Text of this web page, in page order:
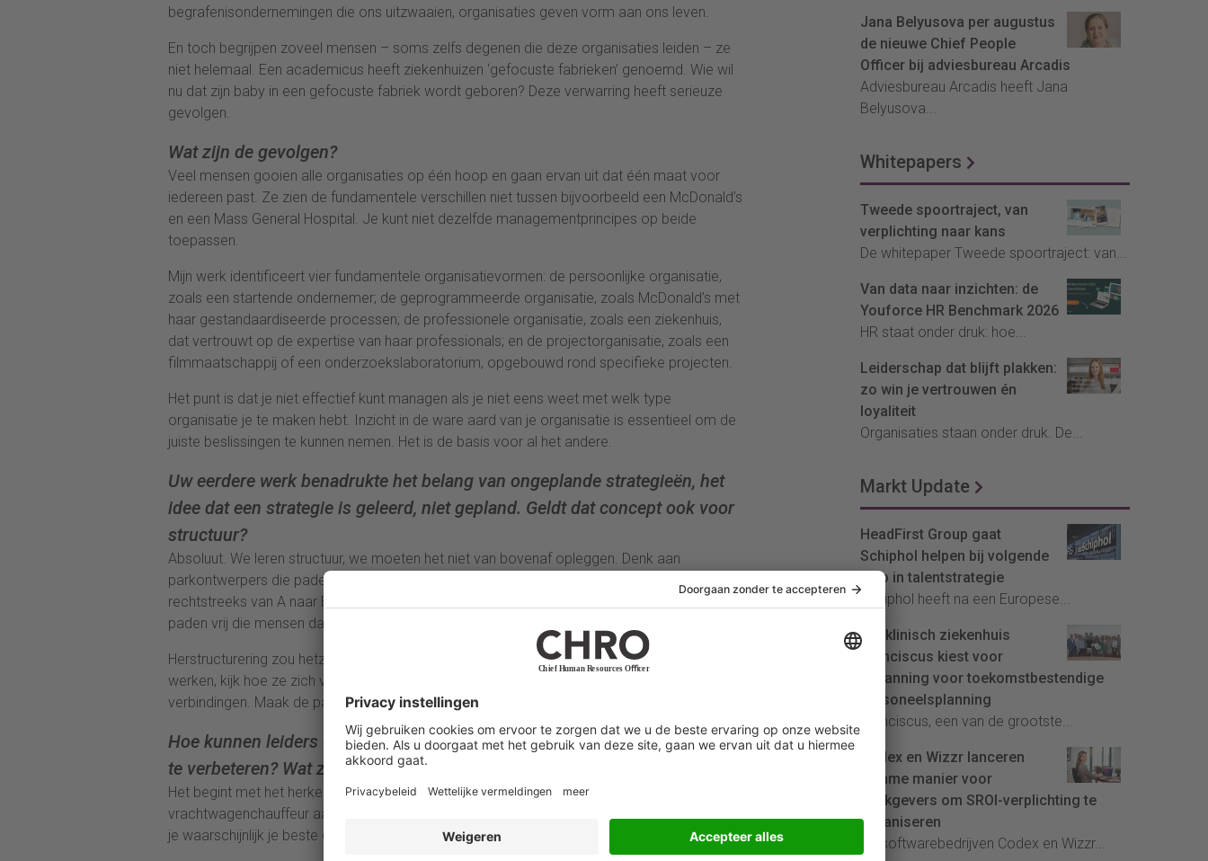
begrafenisondernemingen die ons uitzwaaien, organisaties geven vorm aan ons leven.
En toch begrijpen zoveel mensen – soms zelfs degenen die deze organisaties leiden – ze
niet helemaal. Een academicus heeft ziekenhuizen ‘gefocuste fabrieken’ genoemd. Wie wil
nu dat zijn baby in een gefocuste fabriek wordt geboren? Deze verwarring heeft serieuze
gevolgen.
Wat zijn de gevolgen?
Veel mensen gooien alle organisaties op één hoop en gaan ervan uit dat één maat voor
iedereen past. Ze zien de fundamentele verschillen niet tussen bijvoorbeeld een McDonald’s
en een Mass General Hospital. Je kunt niet dezelfde managementprincipes op beide
toepassen.
Mijn werk identificeert vier fundamentele organisatievormen: de persoonlijke organisatie,
zoals een startende ondernemer; de geprogrammeerde organisatie, zoals McDonald’s met
haar gestandaardiseerde processen; de professionele organisatie, zoals een ziekenhuis,
dat vertrouwt op de expertise van haar professionals; en de projectorganisatie, zoals een
filmmaatschappij of een onderzoekslaboratorium, opgebouwd rond specifieke projecten.
Het punt is dat je niet effectief kunt managen als je niet eens weet met welk type
organisatie je te maken hebt. Inzicht in de ware aard van je organisatie is essentieel om de
juiste beslissingen te kunnen nemen. Het is de basis voor al het andere.
Uw eerdere werk benadrukte het belang van ongeplande strategieën, het
idee dat een strategie is geleerd, niet gepland. Geldt dat concept ook voor
structuur?
Absoluut. We leren structuur, we moeten het niet van bovenaf opleggen. Denk aan
parkontwerpers die paden ontwerpen in een S-bocht, maar vervolgens lopen mensen
rechtstreeks van A naar B en creëren hun eigen paden. De slimme parkontwerper maakt de
paden vrij die mensen daadwerkelijk bewandelen.
Herstructurering zou hetzelfde principe moeten volgen: geef mensen de kans om samen te
werken, kijk hoe ze zich van nature verbinden en bouw dan de structuur rond die
verbindingen. Maak de paden vrij!
Hoe kunnen leiders deze inzichten toepassen om hun eigen organisaties
te verbeteren? Wat zijn de praktische aanknopingspunten?
Het begint met het herkennen van wat voor soort organisatie je echt bent. Als je een
vrachtwagenchauffeur aanneemt om een businessschool te leiden, zoals ooit gebeurde, zul
je waarschijnlijk je beste docenten verliezen.
Jana Belyusova per augustus
de nieuwe Chief People
Officer bij adviesbureau Arcadis
Adviesbureau Arcadis heeft Jana
Belyusova...
Whitepapers
Tweede spoortraject, van
verplichting naar kans
De whitepaper Tweede spoortraject: van...
Van data naar inzichten: de
Youforce HR Benchmark 2026
HR staat onder druk: hoe...
Leiderschap dat blijft plakken:
zo win je vertrouwen én
loyaliteit
Organisaties staan onder druk. De...
Markt Update
HeadFirst Group gaat
Schiphol helpen bij volgende
stap in talentstrategie
Schiphol heeft na een Europese...
Topklinisch ziekenhuis
Franciscus kiest voor
InPlanning voor toekomstbestendige
personeelsplanning
Franciscus, een van de grootste...
Codex en Wizzr lanceren
slimme manier voor
werkgevers om SROI-verplichting te
organiseren
De softwarebedrijven Codex en Wizzr...